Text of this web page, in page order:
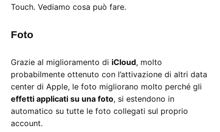
Touch. Vediamo cosa può fare.
Foto
Grazie al miglioramento di iCloud, molto
probabilmente ottenuto con l’attivazione di altri data
center di Apple, le foto migliorano molto perché gli
effetti applicati su una foto, si estendono in
automatico su tutte le foto collegati sul proprio
account.